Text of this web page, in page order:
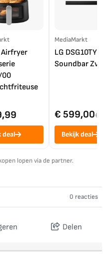
Airfryer
00
deal
MediaMarkt
LG DSG10TY
Soundbar
€ 599,00€
Bekijk deal
lopen via de partner.
0 reacties
Delen